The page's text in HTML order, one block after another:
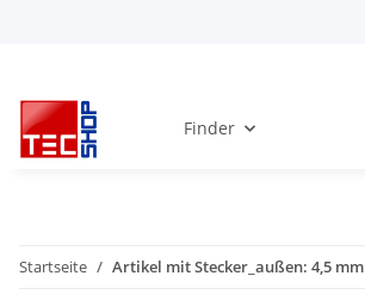
Finder
Startseite Artikel mit Stecker_außen: 4,5 mm